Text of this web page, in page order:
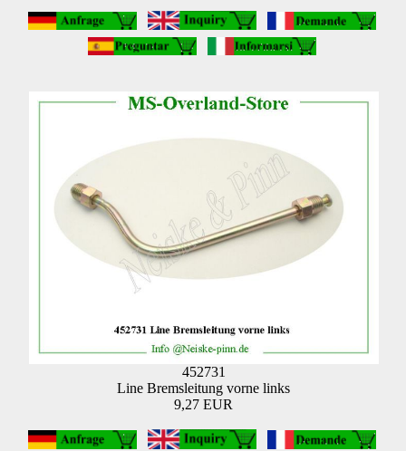
452731
Line Bremsleitung vorne links
9,27 EUR